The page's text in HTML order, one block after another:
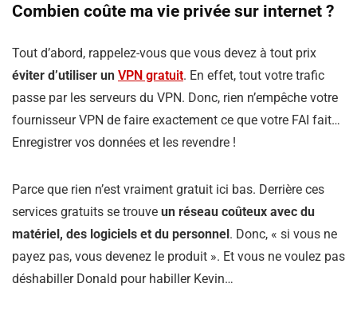
Combien coûte ma vie privée sur internet ?
Tout d’abord, rappelez-vous que vous devez à tout prix
éviter d’utiliser un VPN gratuit. En effet, tout votre trafic
passe par les serveurs du VPN. Donc, rien n’empêche votre
fournisseur VPN de faire exactement ce que votre FAI fait…
Enregistrer vos données et les revendre !
Parce que rien n’est vraiment gratuit ici bas. Derrière ces
services gratuits se trouve un réseau coûteux avec du
matériel, des logiciels et du personnel. Donc, « si vous ne
payez pas, vous devenez le produit ». Et vous ne voulez pas
déshabiller Donald pour habiller Kevin…